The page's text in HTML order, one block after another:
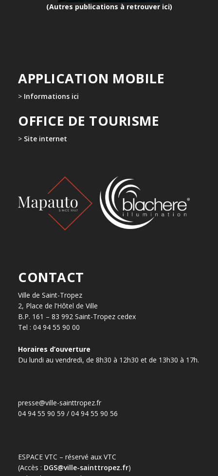
(Autres publications à retrouver ici)
APPLICATION MOBILE
> Informations ici
OFFICE DE TOURISME
> Site internet
CONTACT
Ville de Saint-Tropez
2, Place de l’Hôtel de Ville
B.P. 161 – 83 992 Saint-Tropez cedex
Tel : 04 94 55 90 00
Horaires d’ouverture
Du lundi au vendredi, de 8h30 à 12h30 et de 13h30 à 17h.
presse@ville-sainttropez.fr
04 94 55 90 59 / 04 94 55 90 56
ESPACE VTC – réservé aux VTC
(Accès : DGS@ville-sainttropez.fr)